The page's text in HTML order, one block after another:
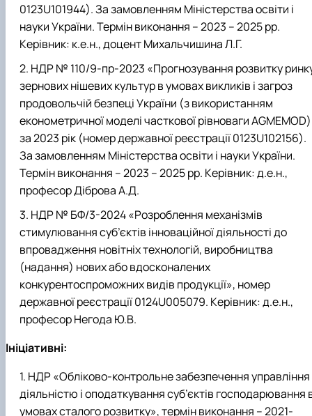
0123U101944). За замовленням Міністерства освіти і
науки України. Термін виконання – 2023 – 2025 рр.
Керівник: к.е.н., доцент Михальчишина Л.Г.
НДР № 110/9-пр-2023 «Прогнозування розвитку
зернових нішевих культур в умовах викликів і загроз
продовольчій безпеці України (з використанням
економетричної моделі часткової рівноваги
за 2023 рік (номер державної реєстрації 0123U102156).
За замовленням Міністерства освіти і науки України.
Термін виконання – 2023 – 2025 рр. Керівник: д.е.н.,
професор Діброва А.Д.
НДР № БФ/3-2024 «Розроблення механізмів
стимулювання суб’єктів інноваційної діяльності до
впровадження новітніх технологій, виробництва
(надання) нових або вдосконалених
конкурентоспроможних видів продукції», номер
державної реєстрації 0124U005079. Керівник: д.е.н.,
професор Негода Ю.В.
Ініціативні:
НДР «Обліково-контрольне забезпечення управління
діяльністю і оподаткування суб’єктів господарювання
умовах сталого розвитку», термін виконання – 2021-